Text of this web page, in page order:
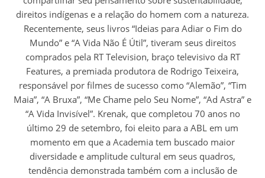
direitos indígenas e a relação do homem com a natureza.
Recentemente, seus livros “Ideias para Adiar o Fim do
Mundo” e “A Vida Não É Útil”, tiveram seus direitos
comprados pela RT Television, braço televisivo da RT
Features, a premiada produtora de Rodrigo Teixeira,
responsável por filmes de sucesso como “Alemão”, “Tim
Maia”, “A Bruxa”, “Me Chame pelo Seu Nome”, “Ad Astra” e
“A Vida Invisível”. Krenak, que completou 70 anos no
último 29 de setembro, foi eleito para a ABL em um
momento em que a Academia tem buscado maior
diversidade e amplitude cultural em seus quadros,
tendência demonstrada também com a inclusão de